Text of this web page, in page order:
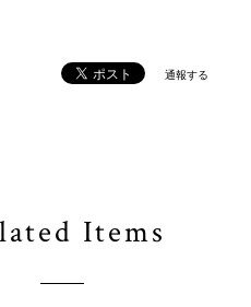
通報する
Items